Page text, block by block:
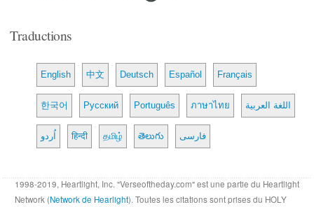
Traductions
English 中文 Deutsch Español Français
한국어 Русский Português ภาษาไทย اللغة العربية
اُردو हिन्दी தமிழ் తెలుగు فارسی
1998-2019, Heartlight, Inc. "Verseoftheday.com" est une partie du Heartlight
Network (Network de Hearlight). Toutes les citations sont prises du HOLY